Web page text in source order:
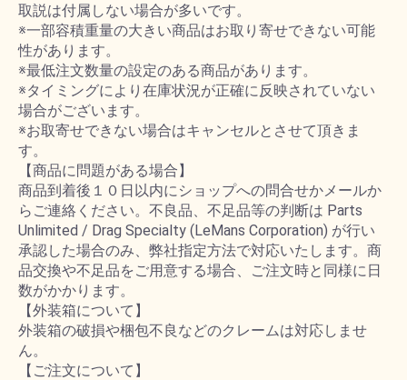
取説は付属しない場合が多いです。
※一部容積重量の大きい商品はお取り寄せできない可能
性があります。
※最低注文数量の設定のある商品があります。
※タイミングにより在庫状況が正確に反映されていない
場合がございます。
※お取寄せできない場合はキャンセルとさせて頂きま
す。
【商品に問題がある場合】
商品到着後１０日以内にショップへの問合せかメールか
らご連絡ください。不良品、不足品等の判断は Parts
Unlimited / Drag Specialty (LeMans Corporation) が行い
承認した場合のみ、弊社指定方法で対応いたします。商
品交換や不足品をご用意する場合、ご注文時と同様に日
数がかかります。
【外装箱について】
外装箱の破損や梱包不良などのクレームは対応しませ
ん。
【ご注文について】